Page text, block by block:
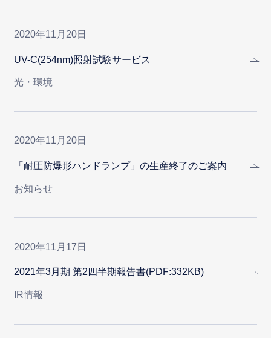
2020年11月20日
UV-C(254nm)照射試験サービス
光・環境
2020年11月20日
「耐圧防爆形ハンドランプ」の生産終了のご案内
お知らせ
2020年11月17日
2021年3月期 第2四半期報告書(PDF:332KB)
IR情報